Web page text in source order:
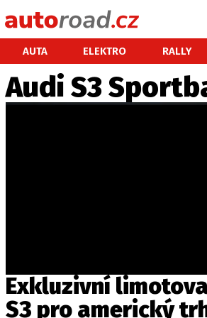
AUTA ELEKTRO RALLY
AUTA
TESTY AUT
NOVINKY
TUNING
PROFI
Audi S3
Exkluzivní
S3 pro americký